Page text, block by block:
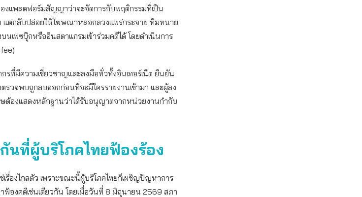
ของแพลตฟอร์มสัญญาว่าจะจัดการกับพฤติกรรมที่เป็น
แต่กลับปล่อยให้โฆษณาหลอกลวงแพร่กระจาย ทีมทนาย
นเฟซบุ๊กหรืออินสตาแกรมเข้าร่วมคดีได้ โดยดำเนินการ
รที่มีความเชี่ยวชาญและลงมือทั่วทั้งอินเทอร์เน็ต ยืนยัน
จพบถูกลบออกก่อนที่จะมีใครรายงานเข้ามา และผู้ลง
ต้องแสดงหลักฐานว่าได้รับอนุญาตจากหน่วยงานกำกับ
นที่ผู้บริโภคไทยฟ้องร้อง
เรื่องไกลตัว เพราะขณะนี้ผู้บริโภคไทยก็เผชิญปัญหาการ
องคดีเช่นเดียวกัน โดยเมื่อวันที่ 8 มิถุนายน 2569 สภา